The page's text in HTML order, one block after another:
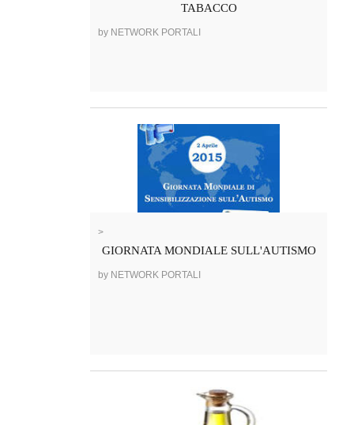
TABACCO
by NETWORK PORTALI
>
GIORNATA MONDIALE SULL'AUTISMO
by NETWORK PORTALI